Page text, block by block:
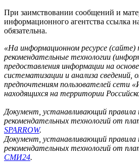
При заимствовании сообщений и
информационного агентства ссылка
обязательна.
«На информационном ресурсе (сайте)
рекомендательные технологии
предоставления информации на основе
систематизации и анализа сведений,
предпочтениям пользователей сети
находящихся на территории
Документ, устанавливающий правила
рекомендательных технологий от
SPARROW.
Документ, устанавливающий правила
рекомендательных технологий от
СМИ24.